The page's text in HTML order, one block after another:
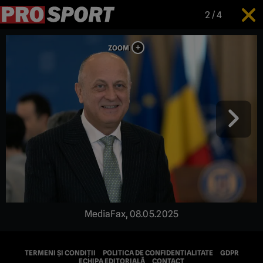
2 /4
MediaFax, 08.05.2025
TERMENI ȘI CONDIȚII POLITICA DE CONFIDENTIALITATE
GDPR
ECHIPA EDITORIALĂ
CONTACT